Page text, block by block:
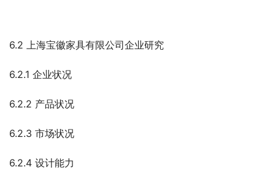
6.2 上海宝徽家具有限公司企业研究
6.2.1 企业状况
6.2.2 产品状况
6.2.3 市场状况
6.2.4 设计能力